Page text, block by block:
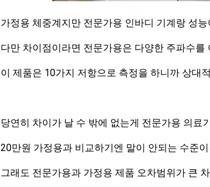
가정용 체중계지만 전문가용 인바디 기계랑 성
다만 차이점이라면 전문가용은 다양한 주파수
이 제품은 10가지 저항으로 측정을 하니까 상대
당연히 차이가 날 수 밖에 없는게 전문가용 의료
20만원 가정용과 비교하기엔 말이 안되는 수준
그래도 전문가용과 가정용 제품 오차범위가 큰